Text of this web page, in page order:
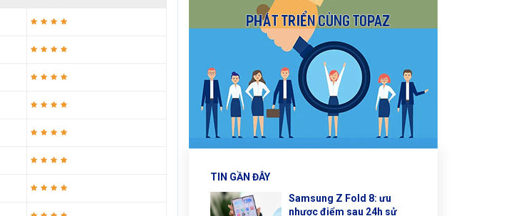
TIN GẦN ĐÂY
Samsung Z Fold 8: ưu
nhược điểm sau 24h sử